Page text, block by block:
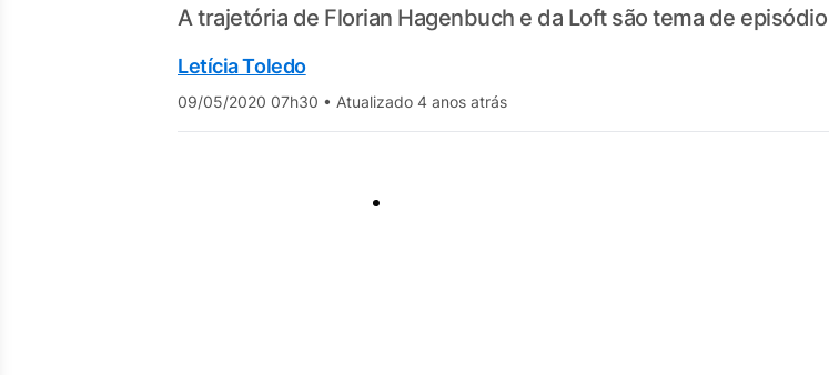
A trajetória de Florian Hagenbuch e da Loft são tema de
Letícia Toledo
09/05/2020 07h30 • Atualizado 4 anos atrás